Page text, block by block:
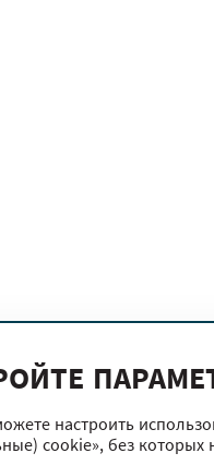
На
настроить
cookie», без